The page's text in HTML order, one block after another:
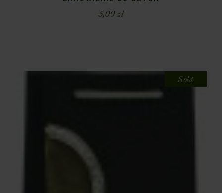
5,00zł
Sold